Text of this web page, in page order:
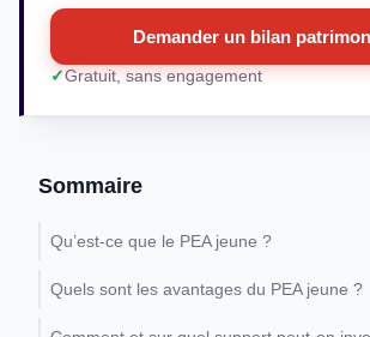
Demander un bilan
Gratuit, sans engagement
Sommaire
Qu’est-ce que le PEA jeune ?
Quels sont les avantages du PEA jeune ?